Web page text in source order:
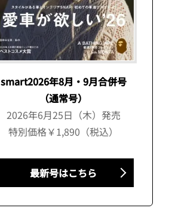
smart2026年8月・9月合併号
（通常号）
2026年6月25日（木）発売
特別価格￥1,890（税込）
最新号はこちら